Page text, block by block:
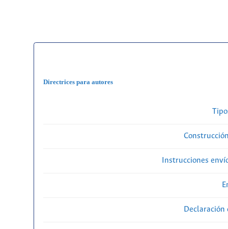
Directrices para autores
Instrucciones